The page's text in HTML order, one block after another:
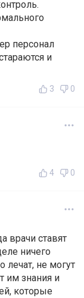
персонал
и
3 0
4 0
врачи ставят
ничего
лечат, не могут
им знания и
которые